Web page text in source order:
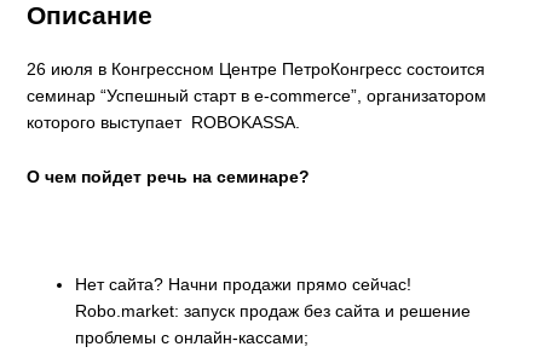
Описание
26 июля в Конгрессном Центре ПетроКонгресс состоится
семинар “Успешный старт в e-commerce”, организатором
которого выступает ROBOKASSA.
О чем пойдет речь на семинаре?
Нет сайта? Начни продажи прямо сейчас!
Robo.market: запуск продаж без сайта и решение
проблемы с онлайн-кассами;